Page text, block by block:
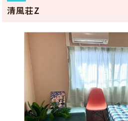
清風荘Z